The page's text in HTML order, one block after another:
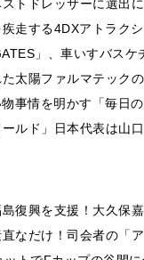
トドレッサーに選出
走する4DXアトラク
」、車いすバス
た太陽ファルマテック
物事情を明かす「毎
ルド」日本代表は山
復興を支援！大久保
なだけ！司会者の「